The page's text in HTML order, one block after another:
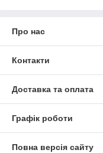
Про нас
Контакти
Доставка та оплата
Графік роботи
Повна версія сайту